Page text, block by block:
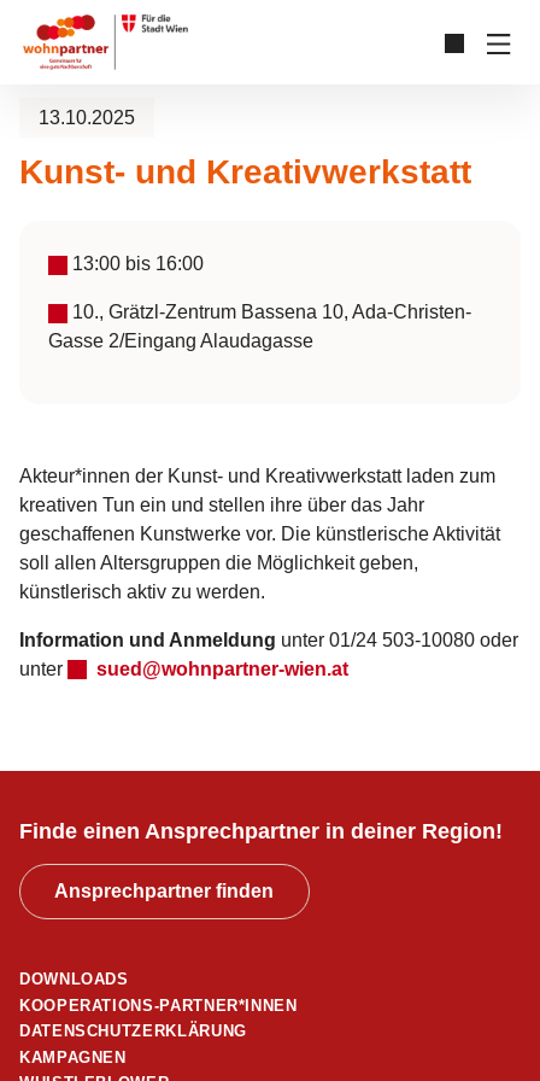
Zum Hauptinhalt springen
Skip to page footer
13.10.2025
Kunst- und Kreativwerkstatt
13:00 bis 16:00
10., Grätzl-Zentrum Bassena 10, Ada-Christen-
Gasse 2/Eingang Alaudagasse
Akteur*innen der Kunst- und Kreativwerkstatt laden zum
kreativen Tun ein und stellen ihre über das Jahr
geschaffenen Kunstwerke vor. Die künstlerische Aktivität
soll allen Altersgruppen die Möglichkeit geben,
künstlerisch aktiv zu werden.
Information und Anmeldung unter 01/24 503-10080 oder
unter
sued@wohnpartner-wien.at
Finde einen Ansprechpartner in deiner Region!
Ansprechpartner finden
DOWNLOADS
KOOPERATIONS-PARTNER*INNEN
DATENSCHUTZERKLÄRUNG
KAMPAGNEN